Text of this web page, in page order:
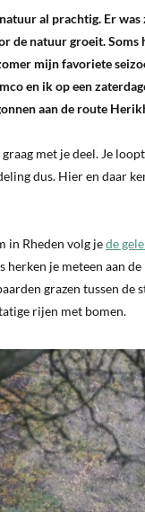
al prachtig. Er
de natuur groeit.
mijn favoriete
en ik op een
aan de route
met je deel. Je
dus. Hier en daar
in Rheden volg jede
herken je meteen aan
grazen tussen
rijen met bomen.